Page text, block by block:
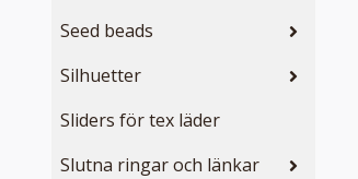
Seed beads
Silhuetter
Sliders för tex läder
Slutna ringar och länkar